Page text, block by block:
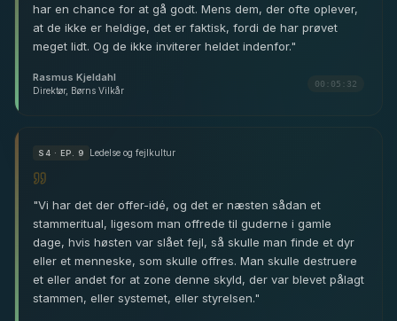
har en chance for at gå godt. Mens dem, der ofte oplever,
at de ikke er heldige, det er faktisk, fordi de har prøvet
meget lidt. Og de ikke inviterer heldet indenfor."
Rasmus Kjeldahl
Direktør, Børns Vilkår
00:05:32
S4 · EP. 9 Ledelse og fejlkultur
"Vi har det der offer-idé, og det er næsten sådan et
stammeritual, ligesom man offrede til guderne i gamle
dage, hvis høsten var slået fejl, så skulle man finde et dyr
eller et menneske, som skulle offres. Man skulle destruere
et eller andet for at zone denne skyld, der var blevet pålagt
stammen, eller systemet, eller styrelsen."